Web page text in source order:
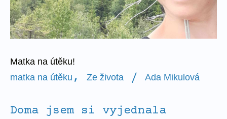
Matka na útěku!
matka na útěku , Ze života / Ada Mikulová
Doma jsem si vyjednala